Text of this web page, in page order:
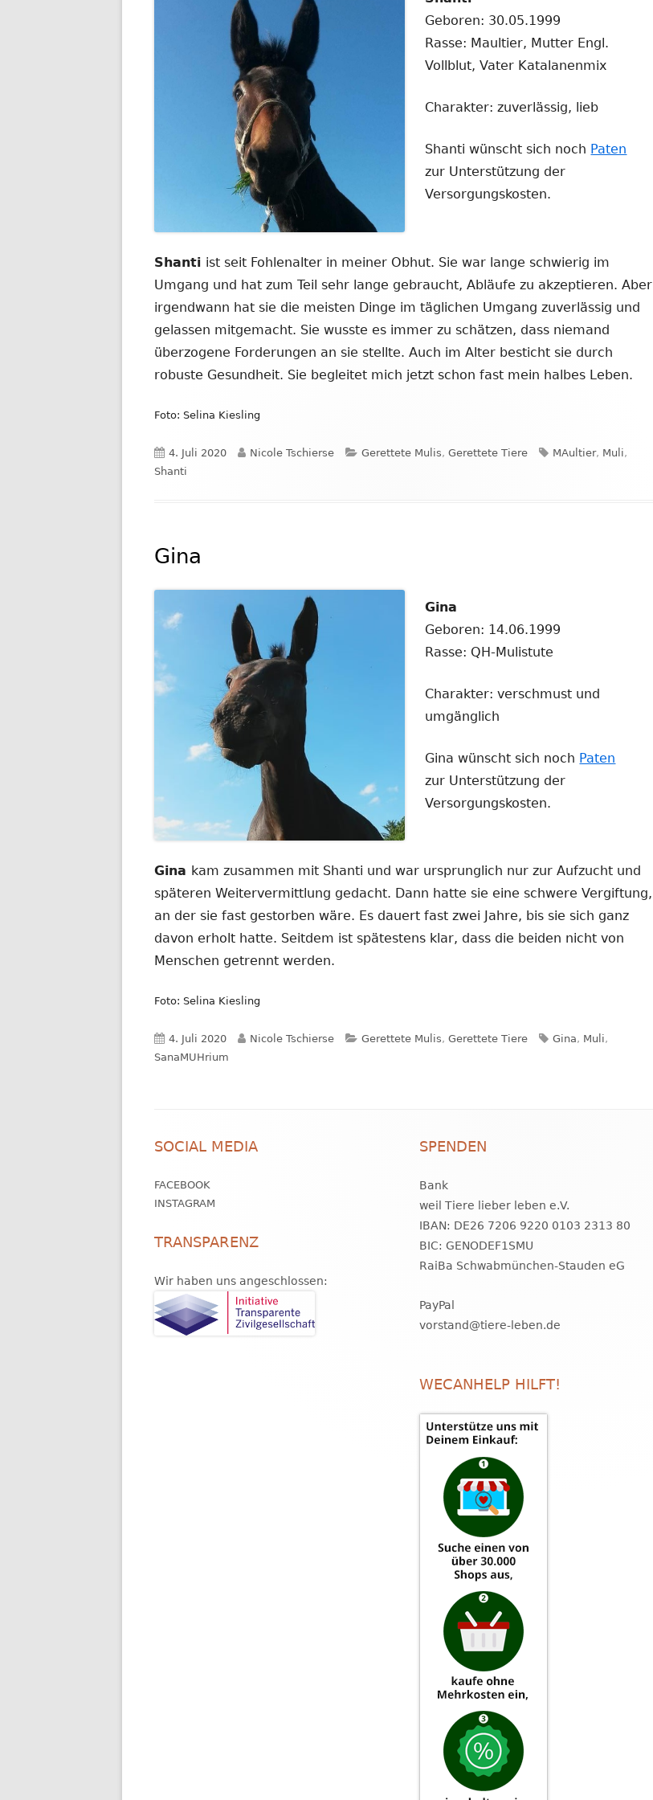
Geboren: 30.05.1999
Rasse: Maultier, Mutter Engl.
Vollblut, Vater Katalanenmix
Charakter: zuverlässig, lieb
Shanti wünscht sich noch Paten
zur Unterstützung der
Versorgungskosten.
Shanti ist seit Fohlenalter in meiner Obhut. Sie war lange schwierig im
Umgang und hat zum Teil sehr lange gebraucht, Abläufe zu akzeptieren. Aber
irgendwann hat sie die meisten Dinge im täglichen Umgang zuverlässig und
gelassen mitgemacht. Sie wusste es immer zu schätzen, dass niemand
überzogene Forderungen an sie stellte. Auch im Alter besticht sie durch
robuste Gesundheit. Sie begleitet mich jetzt schon fast mein halbes Leben.
Foto: Selina Kiesling
Veröffentlicht
am
4. Juli 2020 Autor
Nicole Tschierse Kategorien
Gerettete Mulis, Gerettete Tiere Schlagwörter
MAultier, Muli,
Shanti
Gina
Gina
Geboren: 14.06.1999
Rasse: QH-Mulistute
Charakter: verschmust und
umgänglich
Gina wünscht sich noch Paten
zur Unterstützung der
Versorgungskosten.
Gina kam zusammen mit Shanti und war ursprunglich nur zur Aufzucht und
späteren Weitervermittlung gedacht. Dann hatte sie eine schwere Vergiftung,
an der sie fast gestorben wäre. Es dauert fast zwei Jahre, bis sie sich ganz
davon erholt hatte. Seitdem ist spätestens klar, dass die beiden nicht von
Menschen getrennt werden.
Foto: Selina Kiesling
Veröffentlicht
am
4. Juli 2020 Autor
Nicole Tschierse Kategorien
Gerettete Mulis, Gerettete Tiere Schlagwörter
Gina, Muli,
SanaMUHrium
Inhalt
SOCIAL MEDIA
FACEBOOK
INSTAGRAM
TRANSPARENZ
Wir haben uns angeschlossen:
SPENDEN
Bank
weil Tiere lieber leben e.V.
IBAN: DE26 7206 9220 0103 2313 80
BIC: GENODEF1SMU
RaiBa Schwabmünchen-Stauden eG
PayPal
vorstand@tiere-leben.de
WECANHELP HILFT!